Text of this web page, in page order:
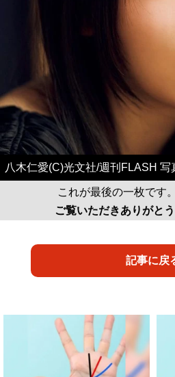
八木仁愛(C)光文社/週刊FLASH
これが最後の一枚です
ご覧いただきありがと
記事に戻